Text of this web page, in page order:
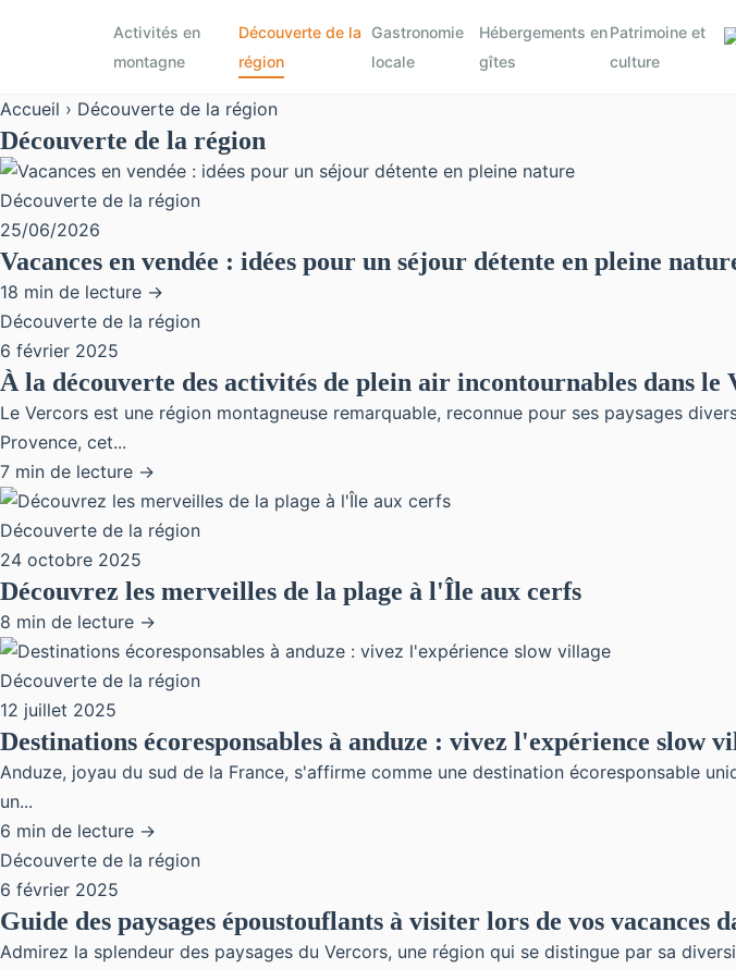
Activités en
montagne
Découverte de la
région
Gastronomie
locale
Hébergements en
gîtes
Patrimoine et
culture
Accueil › Découverte de la région
Découverte de la région
Découverte de la région
25/06/2026
Vacances en vendée : idées pour un séjour détente en pleine
18 min de lecture →
Découverte de la région
6 février 2025
À la découverte des activités de plein air incontournables dans le
Le Vercors est une région montagneuse remarquable, reconnue pour ses paysages
Provence, cet...
7 min de lecture →
Découverte de la région
24 octobre 2025
Découvrez les merveilles de la plage à l'Île aux cerfs
8 min de lecture →
Découverte de la région
12 juillet 2025
Destinations écoresponsables à anduze : vivez l'expérience slow
Anduze, joyau du sud de la France, s'affirme comme une destination écoresponsable
un...
6 min de lecture →
Découverte de la région
6 février 2025
Guide des paysages époustouflants à visiter lors de vos vacances
Admirez la splendeur des paysages du Vercors, une région qui se distingue par sa